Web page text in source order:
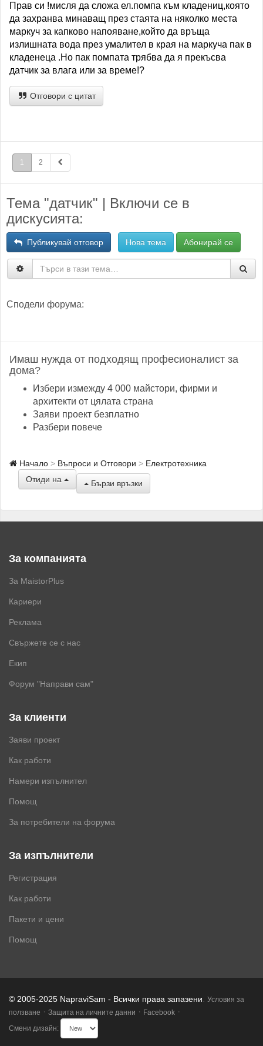
Прав си !мисля да сложа ел.помпа към кладениц,която
да захранва минаващ през стаята на няколко места
маркуч за капково напояване,който да връща
излишната вода през умалител в края на маркуча пак в
кладенеца .Но пак помпата трябва да я прекъсва
датчик за влага или за време!?
Отговори с цитат
1 2
Тема "датчик" | Включи се в
дискусията:
Публикувай отговор Нова тема Абонирай се
Сподели форума:
Имаш нужда от подходящ професионалист за
дома?
Избери измежду 4 000 майстори, фирми и
архитекти от цялата страна
Заяви проект безплатно
Разбери повече
Начало Въпроси и Отговори
Електротехника
Отиди на
Бързи връзки
За компанията
За MaistorPlus
Кариери
Реклама
Свържете се с нас
Екип
Форум "Направи сам"
За клиенти
Заяви проект
Как работи
Намери изпълнител
Помощ
За потребители на форума
За изпълнители
Регистрация
Как работи
Пакети и цени
Помощ
© 2005-2025 NapraviSam - Всички права запазени. Условия за
ползване · Защита на личните данни · Facebook ·
Смени дизайн: